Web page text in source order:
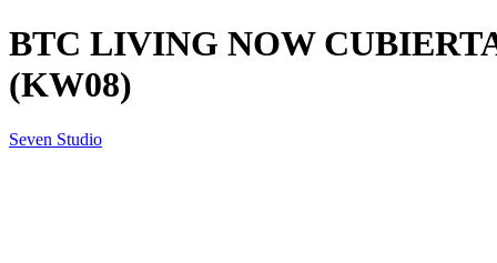
BTC LIVING NOW
(KW08)
Seven Studio